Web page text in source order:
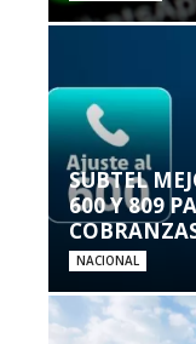
SUBTEL
600 Y 809
NACIONAL